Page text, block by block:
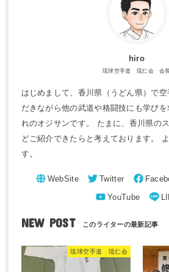
hiro
琉球空手道 琉仁会 会
はじめまして、香川県（うどん県）で
だきながら他の武道や格闘技にも学び
れのオジサンです。 たまに、香川県の
どご紹介できたらと考えております。
す。
NEW POST
琉球空手道 琉仁会